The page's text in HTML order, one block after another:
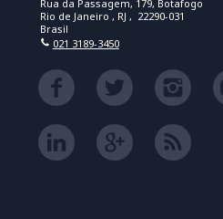
Rua da Passagem, 179, Botafogo
Rio de Janeiro , RJ , 22290-031
Brasil
021 3189-3450